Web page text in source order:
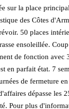
sur la place
des Côtes
50 places
ensoleillée.
de fonction avec
en parfait état. 7
de fermeture
dépasse les
Pour plus